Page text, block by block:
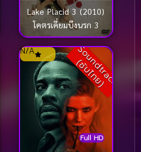
Lake Placid 3 (2010)
โคตรเคี่ยมบึงนรก 3
S
o
u
n
d
t
r
a
c
k
(
ซั
บ
ไ
ท
ย
)
Full HD
N/A